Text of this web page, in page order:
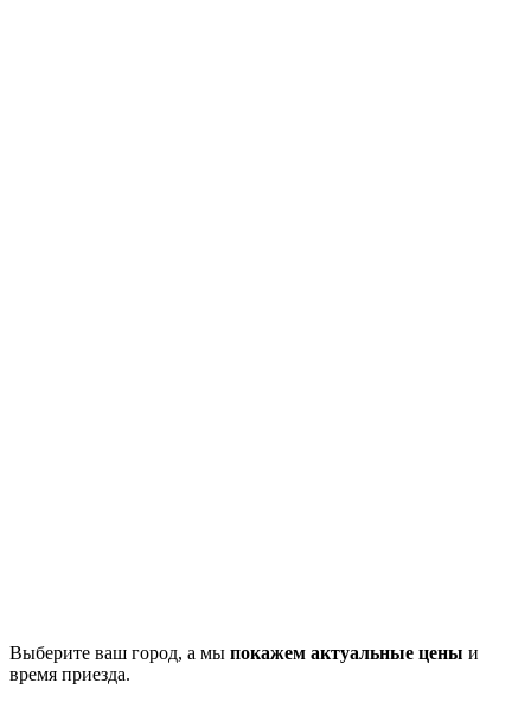
Выберите ваш город, а мы покажем актуальные цены и
время приезда.